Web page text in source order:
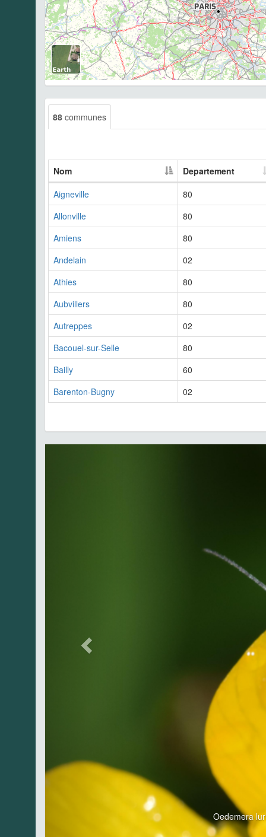
88 communes
Nom
Departement
Aigneville
80
Allonville
80
Amiens
80
Andelain
02
Athies
80
Aubvillers
80
Autreppes
02
Bacouel-sur-Selle
80
Bailly
60
Barenton-Bugny
02
Oedemera